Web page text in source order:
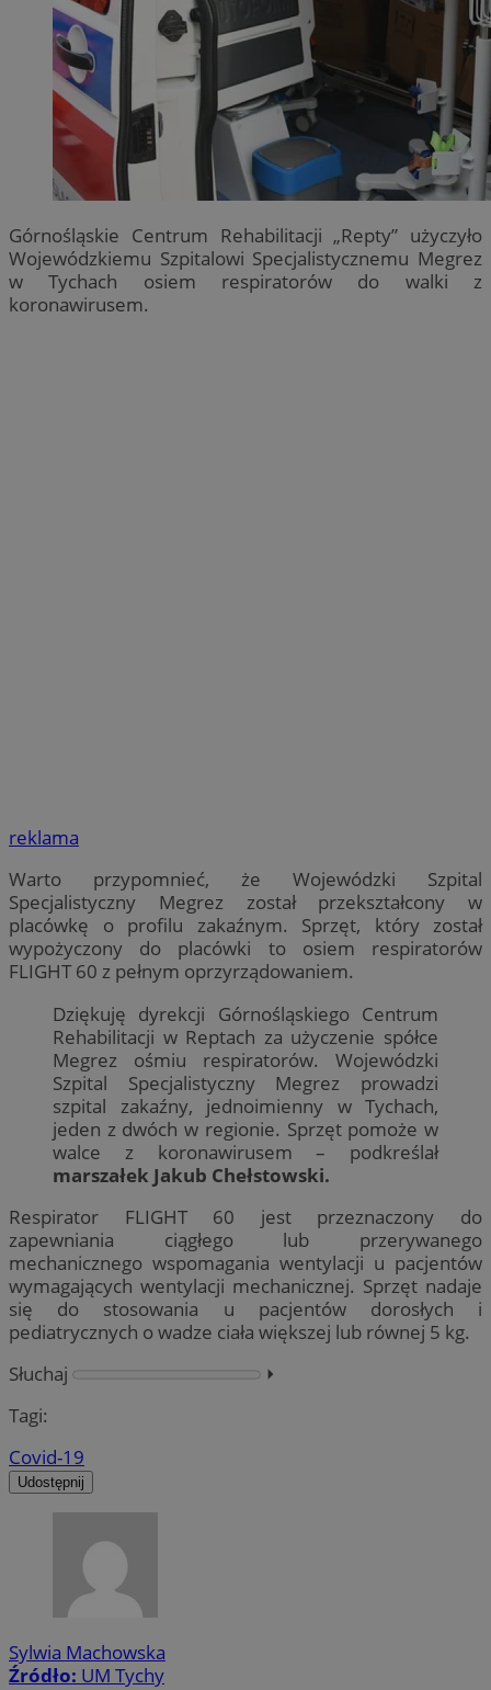
Górnośląskie Centrum Rehabilitacji „Repty” użyczyło
Wojewódzkiemu Szpitalowi Specjalistycznemu Megrez
w Tychach osiem respiratorów do walki z
koronawirusem.
reklama
Warto przypomnieć, że Wojewódzki Szpital
Specjalistyczny Megrez został przekształcony w
placówkę o profilu zakaźnym. Sprzęt, który został
wypożyczony do placówki to osiem respiratorów
FLIGHT 60 z pełnym oprzyrządowaniem.
Dziękuję dyrekcji Górnośląskiego Centrum
Rehabilitacji w Reptach za użyczenie spółce
Megrez ośmiu respiratorów. Wojewódzki
Szpital Specjalistyczny Megrez prowadzi
szpital zakaźny, jednoimienny w Tychach,
jeden z dwóch w regionie. Sprzęt pomoże w
walce z koronawirusem – podkreślał
marszałek Jakub Chełstowski.
Respirator FLIGHT 60 jest przeznaczony do
zapewniania ciągłego lub przerywanego
mechanicznego wspomagania wentylacji u pacjentów
wymagających wentylacji mechanicznej. Sprzęt nadaje
się do stosowania u pacjentów dorosłych i
pediatrycznych o wadze ciała większej lub równej 5 kg.
Słuchaj
⏵︎
Tagi:
Covid-19
Udostępnij
Sylwia Machowska
Źródło: UM Tychy